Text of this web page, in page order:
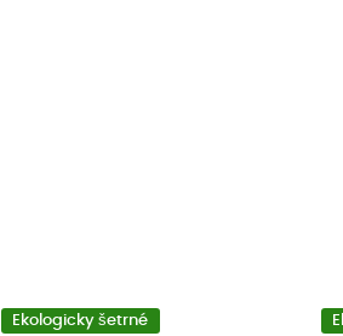
Ekologicky šetrné